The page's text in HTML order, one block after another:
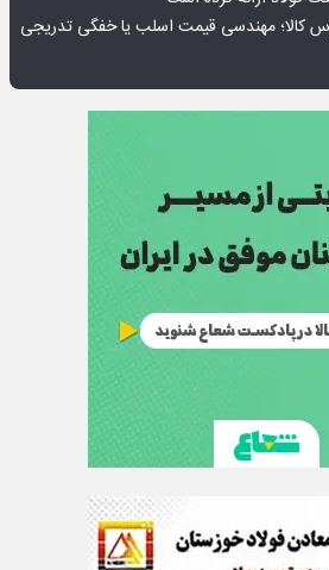
جنجالی ۱۶۳۰۰ بورس کالا؛ مهندسی قیمت اسلب یا خفگی تدریجی